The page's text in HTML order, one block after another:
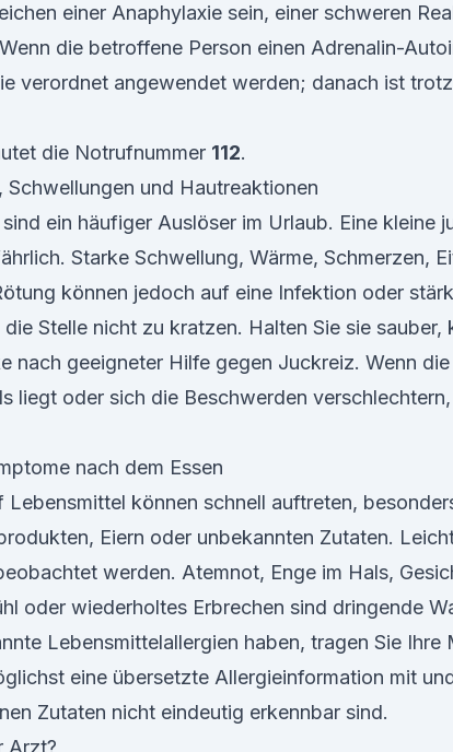
einer Anaphylaxie sein, einer schweren
die betroffene Person einen Adrenalin-
verordnet angewendet werden; danach ist
die Notrufnummer 112.
Schwellungen und Hautreaktionen
ein häufiger Auslöser im Urlaub. Eine kleine
Starke Schwellung, Wärme, Schmerzen,
können jedoch auf eine Infektion oder
die Stelle nicht zu kratzen. Halten Sie sie sauber,
nach geeigneter Hilfe gegen Juckreiz. Wenn
liegt oder sich die Beschwerden
nach dem Essen
Lebensmittel können schnell auftreten,
Eiern oder unbekannten Zutaten.
werden. Atemnot, Enge im Hals,
oder wiederholtes Erbrechen sind dringende
Lebensmittelallergien haben, tragen Sie Ihre
eine übersetzte Allergieinformation mit
Zutaten nicht eindeutig erkennbar sind.
Arzt?